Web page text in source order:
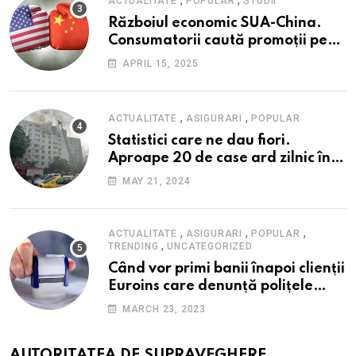
Războiul economic SUA-China.
Consumatorii caută promoții pe
fondul scumpirilor, mai ales la
APRIL 15, 2025
ACTUALITATE , ASIGURARI ,POPULAR
Statistici care ne dau fiori.
Aproape 20 de case ard zilnic în
România, iar pagubele au
nici 40 de lei pe lună
MAY 21, 2024
ACTUALITATE , ASIGURARI ,POPULAR ,
TRENDING ,UNCATEGORIZED
Când vor primi banii înapoi clienții
Euroins care denunță polițele
RCA? Toți pașii și toate termenele
MARCH 23, 2023